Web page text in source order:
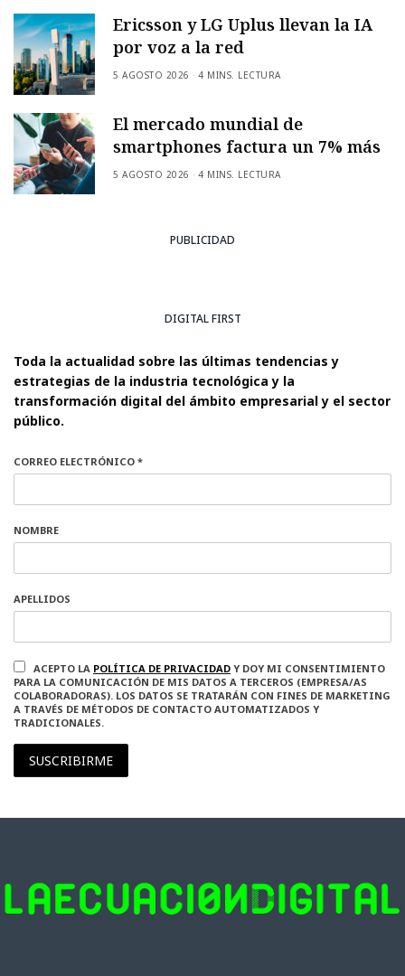
Ericsson y LG Uplus llevan la IA
por voz a la red
5 AGOSTO 2026 4 MINS. LECTURA
El mercado mundial de
smartphones factura un 7% más
5 AGOSTO 2026 4 MINS. LECTURA
PUBLICIDAD
DIGITAL FIRST
Toda la actualidad sobre las últimas tendencias y
estrategias de la industria tecnológica y la
transformación digital del ámbito empresarial y el sector
público.
CORREO ELECTRÓNICO *
NOMBRE
APELLIDOS
ACEPTO LA POLÍTICA DE PRIVACIDAD Y DOY MI CONSENTIMIENTO
PARA LA COMUNICACIÓN DE MIS DATOS A TERCEROS (EMPRESA/AS
COLABORADORAS). LOS DATOS SE TRATARÁN CON FINES DE MARKETING
A TRAVÉS DE MÉTODOS DE CONTACTO AUTOMATIZADOS Y
TRADICIONALES.
SUSCRIBIRME